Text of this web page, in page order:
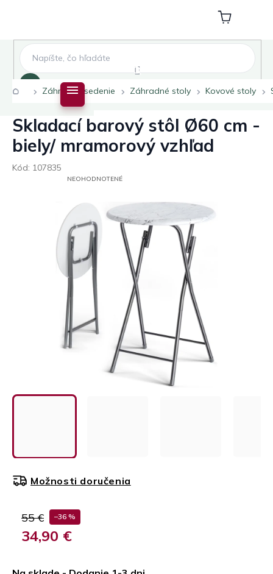
Nákupný
košík
DomovZáhradné sedenie Záhradné stoly Kovové stoly
Skladací barový stôl Ø60 cm -
biely/ mramorový vzhľad
Kód: 107835
PRIEMERNÉ
HVIEZDIČIEK.
NEOHODNOTENÉ
55 € –36 %
34,90 €
cena:
Možnosti doručenia